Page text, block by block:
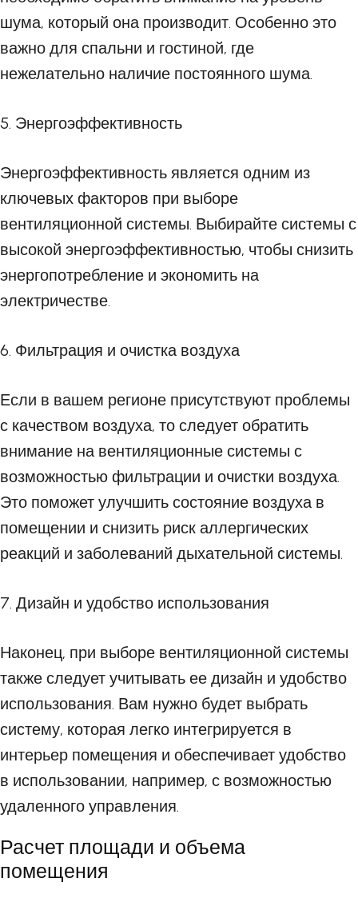
шума, который она производит. Особенно это
важно для спальни и гостиной, где
нежелательно наличие постоянного шума.
5. Энергоэффективность
Энергоэффективность является одним из
ключевых факторов при выборе
вентиляционной системы. Выбирайте системы с
высокой энергоэффективностью, чтобы снизить
энергопотребление и экономить на
электричестве.
6. Фильтрация и очистка воздуха
Если в вашем регионе присутствуют проблемы
с качеством воздуха, то следует обратить
внимание на вентиляционные системы с
возможностью фильтрации и очистки воздуха.
Это поможет улучшить состояние воздуха в
помещении и снизить риск аллергических
реакций и заболеваний дыхательной системы.
7. Дизайн и удобство использования
Наконец, при выборе вентиляционной системы
также следует учитывать ее дизайн и удобство
использования. Вам нужно будет выбрать
систему, которая легко интегрируется в
интерьер помещения и обеспечивает удобство
в использовании, например, с возможностью
удаленного управления.
Расчет площади и объема
помещения